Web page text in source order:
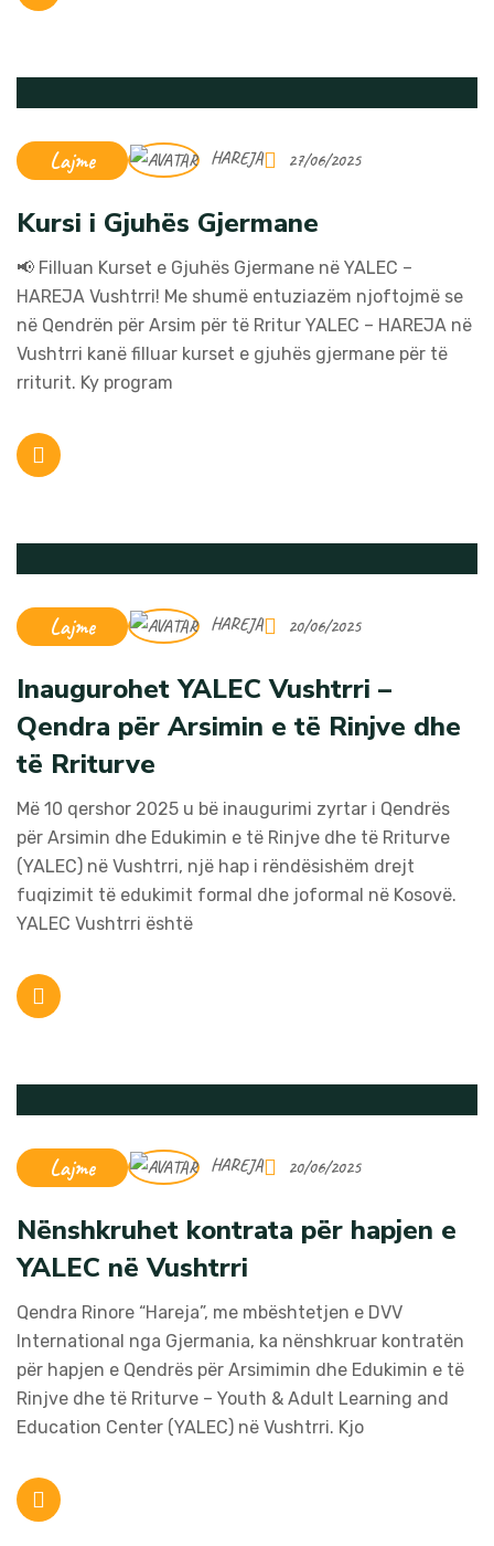
Lajme HAREJA 27/06/2025
Kursi i Gjuhës Gjermane
📢 Filluan Kurset e Gjuhës Gjermane në YALEC –
HAREJA Vushtrri! Me shumë entuziazëm njoftojmë se
në Qendrën për Arsim për të Rritur YALEC – HAREJA në
Vushtrri kanë filluar kurset e gjuhës gjermane për të
rriturit. Ky program
Lajme HAREJA 20/06/2025
Inaugurohet YALEC Vushtrri –
Qendra për Arsimin e të Rinjve dhe
të Rriturve
Më 10 qershor 2025 u bë inaugurimi zyrtar i Qendrës
për Arsimin dhe Edukimin e të Rinjve dhe të Rriturve
(YALEC) në Vushtrri, një hap i rëndësishëm drejt
fuqizimit të edukimit formal dhe joformal në Kosovë.
YALEC Vushtrri është
Lajme HAREJA 20/06/2025
Nënshkruhet kontrata për hapjen e
YALEC në Vushtrri
Qendra Rinore “Hareja”, me mbështetjen e DVV
International nga Gjermania, ka nënshkruar kontratën
për hapjen e Qendrës për Arsimimin dhe Edukimin e të
Rinjve dhe të Rriturve – Youth & Adult Learning and
Education Center (YALEC) në Vushtrri. Kjo